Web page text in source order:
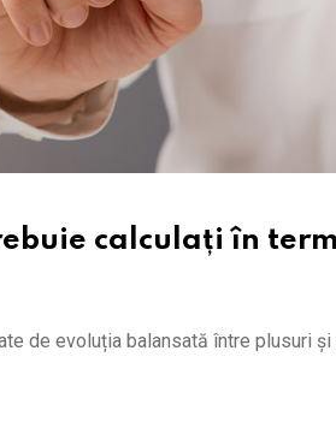
calculați în
de evoluția balansată între plusuri și